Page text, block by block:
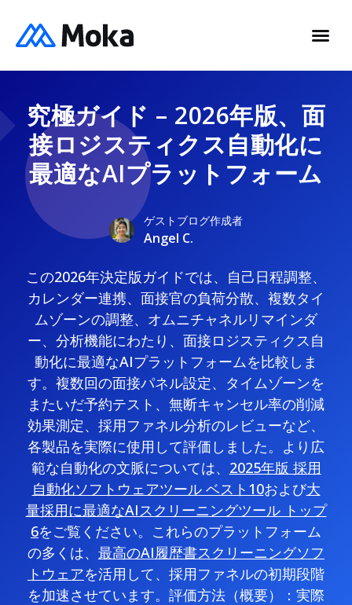
究極ガイド – 2026年版、面
接ロジスティクス自動化に
最適なAIプラットフォーム
ゲストブログ作成者
Angel C.
この2026年決定版ガイドでは、自己日程調整、
カレンダー連携、面接官の負荷分散、複数タイ
ムゾーンの調整、オムニチャネルリマインダ
ー、分析機能にわたり、面接ロジスティクス自
動化に最適なAIプラットフォームを比較しま
す。複数回の面接パネル設定、タイムゾーンを
またいだ予約テスト、無断キャンセル率の削減
効果測定、採用ファネル分析のレビューなど、
各製品を実際に使用して評価しました。より広
範な自動化の文脈については、 2025年版 採用
自動化ソフトウェアツール ベスト10および大
量採用に最適なAIスクリーニングツール トップ
6をご覧ください。これらのプラットフォーム
の多くは、 最高のAI履歴書スクリーニングソフ
トウェアを活用して、採用ファネルの初期段階
を加速させています。評価方法（概要）：実際